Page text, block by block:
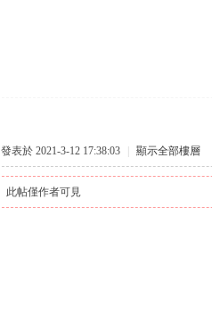
發表於 2021-3-12 17:38:03 顯示全部樓層
此帖僅作者可見